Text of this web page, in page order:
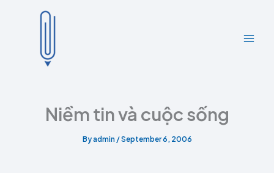
Niềm tin và cuộc sống
Byadmin /September 6, 2006